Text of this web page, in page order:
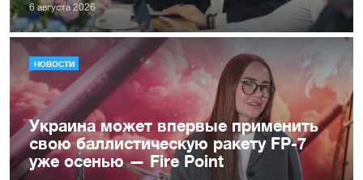
6 августа 2026
НОВОСТИ
Украина может впервые применить
свою баллистическую ракету FP-7
уже осенью — Fire Point